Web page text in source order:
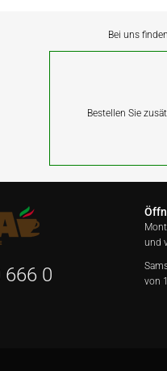
Bei uns
Bestellen Sie
666 0
und
von